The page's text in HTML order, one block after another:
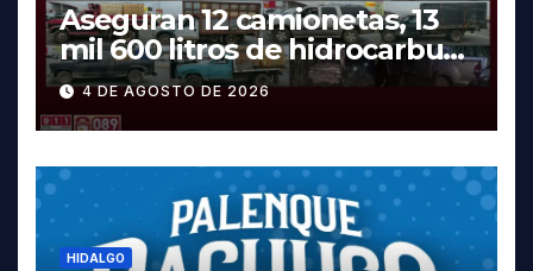
Aseguran 12 camionetas, 13
mil 600 litros de hidrocarburo
y dos vehículos robados en
Tula
4 DE AGOSTO DE 2026
HIDALGO